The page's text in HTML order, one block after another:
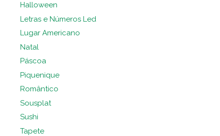
Halloween
Letras e Números Led
Lugar Americano
Natal
Páscoa
Piquenique
Romântico
Sousplat
Sushi
Tapete